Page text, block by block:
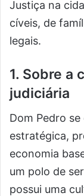
Justiça na
cíveis, de
legais.
1. Sobre a
judiciária
Dom Pedro
estratégica,
economia
um polo de
possui uma